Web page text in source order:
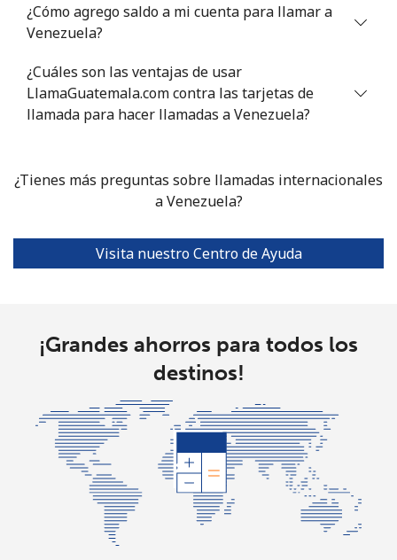
¿Cómo agrego saldo a mi cuenta para llamar a
Venezuela?
¿Cuáles son las ventajas de usar
LlamaGuatemala.com contra las tarjetas de
llamada para hacer llamadas a Venezuela?
¿Tienes más preguntas sobre llamadas internacionales
a Venezuela?
Visita nuestro Centro de Ayuda
¡Grandes ahorros para todos los
destinos!